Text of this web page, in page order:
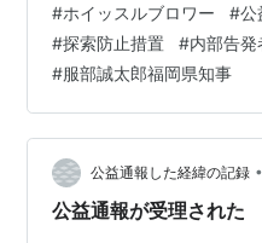
ラメなことが起きているの
美代弁護士（東京弁護士会
護対象ではないとして調査
ば、探索防止措置の規定
認められる。県民の利益
ようとする行為…
#ホイッスルブロワー #公
#探索防止措置 #内部告発
#服部誠太郎福岡県知事
公益通報した経緯の記録 •
公益通報が受理された